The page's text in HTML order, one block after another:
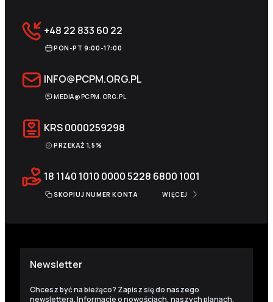
+48 22 833 60 22
PON-PT 9:00-17:00
INFO@PCPM.ORG.PL
MEDIA@PCPM.ORG.PL
KRS0000259298
PRZEKAŻ 1,5%
18 1140 1010 0000 5228 6800 1001
SKOPIUJ NUMER KONTA WIĘCEJ
Newsletter
Chcesz być na bieżąco? Zapisz się do naszego
newslettera. Informacje o nowościach, naszych planach,